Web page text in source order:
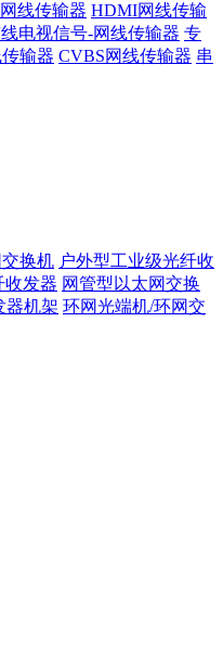
线传输器 HDMI网线传输
电视信号-网线传输器 专
输器 CVBS网线传输器 串
换机 户外型工业级光纤收
收发器 网管型以太网交换
器机架 环网光端机/环网交